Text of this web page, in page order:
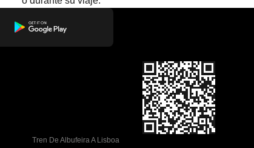
Tren De Albufeira A Lisboa